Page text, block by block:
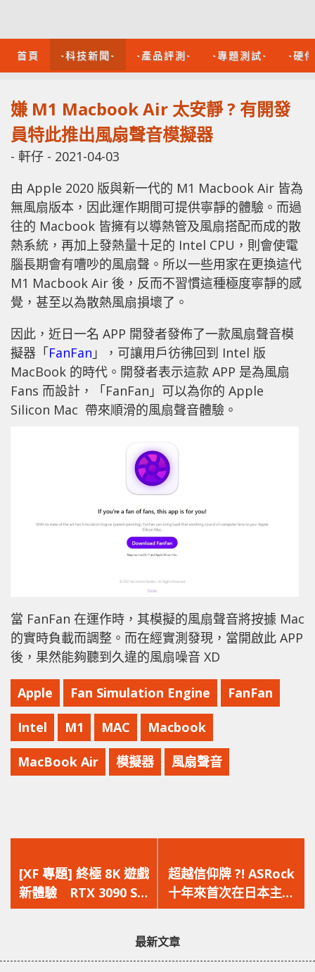
首頁 -科技新聞- -產品評測- -專題測試- -硬
嫌 M1 Macbook Air 太安靜 ? 有開發
員特此推出風扇聲音模擬器
- 軒仔 - 2021-04-03
由 Apple 2020 版與新一代的 M1 Macbook Air 皆為
無風扇版本，因此運作期間可提供寧靜的體驗。而過
往的 Macbook 皆擁有以導熱管及風扇搭配而成的散
熱系統，再加上發熱量十足的 Intel CPU，則會使電
腦長期會有嘈吵的風扇聲。所以一些用家在更換這代
M1 Macbook Air 後，反而不習慣這種極度寧靜的感
覺，甚至以為散熱風扇損壞了。
因此，近日一名 APP 開發者發佈了一款風扇聲音模
擬器「FanFan 」，可讓用戶彷彿回到 Intel 版
MacBook 的時代。開發者表示這款 APP 是為風扇
Fans 而設計，「FanFan」可以為你的 Apple
Silicon Mac 帶來順滑的風扇聲音體驗。
當 FanFan 在運作時， 其模擬的風扇聲音將按據 Mac
的實時負載而調整。而在經實測發現，當開啟此 APP
後，果然能夠聽到久違的風扇噪音 XD
Apple Fan Simulation Engine FanFan
Intel M1 MAC Macbook
MacBook Air 模擬器 風扇聲音
一
篇
文
[XF 專題] 終極 8K 遊戲
新體驗 RTX 3090 SLI
能否勝任？ 2K/4K/8K
一
篇
文
超越信仰牌 ?! ASRock
十年來首次在日本主機
板市場上擊敗 ASUS
最新文章